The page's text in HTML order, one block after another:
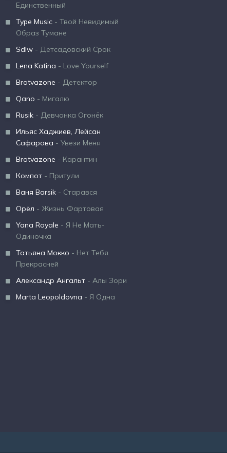
Единственный
Type Music - Твой Невидимый
Образ Тумане
Sdlw - Детсадовский Срок
Lena Katina - Love Yourself
Bratvazone - Детектор
Qano - Мигалю
Rusik - Девчонка Огонёк
Ильяс Хаджиев, Лейсан
Сафарова - Увези Меня
Bratvazone - Карантин
Компот - Притули
Ваня Barsik - Старався
Орёл - Жизнь Фартовая
Yana Royale - Я Не Мать-
Одиночка
Татьяна Мокко - Нет Тебя
Прекрасней
Александр Ангальт - Алы Зори
Marta Leopoldovna - Я Одна